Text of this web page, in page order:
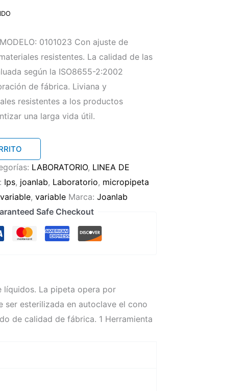
0101023 Con ajuste de
resistentes. La calidad de las
según la ISO8655-2:2002
de fábrica. Liviana y
resistentes a los productos
una larga vida útil.
LABORATORIO, LINEA DE
Ips, joanlab, Laboratorio, micropipeta
,variable Marca:Joanlab
Safe Checkout
líquidos. La pipeta opera por
ser esterilizada en autoclave el cono
de calidad de fábrica. 1 Herramienta